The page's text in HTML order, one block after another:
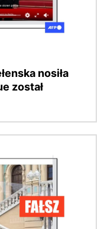
nosiła
został